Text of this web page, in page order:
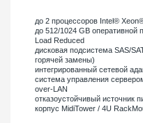
до 2 процессоров Intel®
до 512/1024 GB оперативной
Load Reduced
дисковая подсистема SAS/
горячей замены)
интегрированный сетевой
система управления
over-LAN
отказоустойчивый источник
корпус MidiTower / 4U